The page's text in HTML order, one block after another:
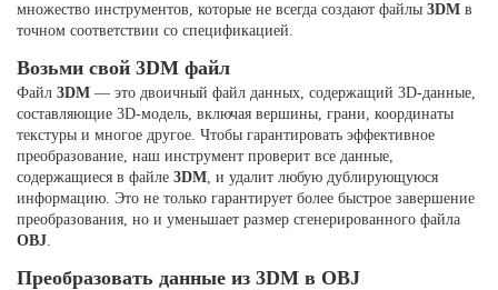
множество инструментов, которые не всегда создают файлы 3DM в
точном соответствии со спецификацией.
Возьми свой 3DM файл
Файл 3DM — это двоичный файл данных, содержащий 3D-данные,
составляющие 3D-модель, включая вершины, грани, координаты
текстуры и многое другое. Чтобы гарантировать эффективное
преобразование, наш инструмент проверит все данные,
содержащиеся в файле 3DM, и удалит любую дублирующуюся
информацию. Это не только гарантирует более быстрое завершение
преобразования, но и уменьшает размер сгенерированного файла
OBJ.
Преобразовать данные из 3DM в OBJ